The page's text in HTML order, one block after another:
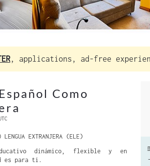
, applications, ad-free
Como
LENGUA EXTRANJERA (ELE)
dinámico, flexible y en
es para ti.